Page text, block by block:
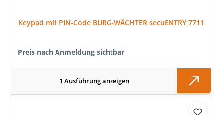
Keypad mit PIN-Code BURG-WÄCHTER secuENTRY 7711
Preis nach Anmeldung sichtbar
1 Ausführung anzeigen